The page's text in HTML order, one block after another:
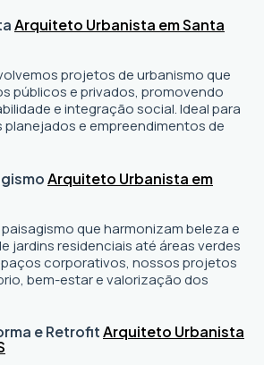
Arquiteto Urbanista em Santa
projetos de urbanismo que
públicos e privados, promovendo
e integração social. Ideal para
e empreendimentos de
Arquiteto Urbanista em
que harmonizam beleza e
jardins residenciais até áreas verdes
corporativos, nossos projetos
bem-estar e valorização dos
e RetrofitArquiteto Urbanista